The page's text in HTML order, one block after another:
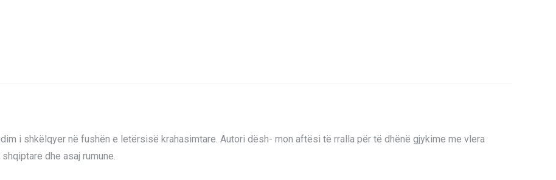
i shkëlqyer në fushën e letërsisë krahasimtare. Autori dësh- mon aftësi të rralla për të dhënë gjykime me vlera
dhe asaj rumune.